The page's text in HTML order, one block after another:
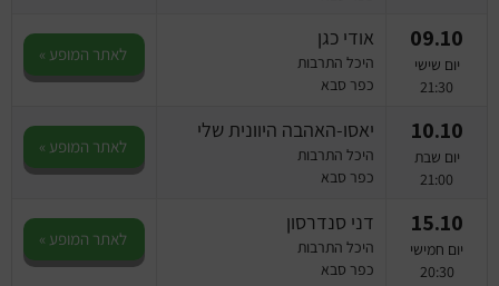
09.10
יום שישי
21:30
אודי כגן
היכל התרבות
כפר סבא
לאתר המופע »
10.10
יום שבת
21:00
יאסו-האהבה היוונית שלי
היכל התרבות
כפר סבא
לאתר המופע »
15.10
יום חמישי
20:30
דני סנדרסון
היכל התרבות
כפר סבא
לאתר המופע »